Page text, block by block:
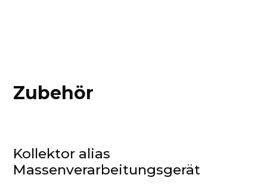
Zubehör
Kollektor alias
Massenverarbeitungsgerät